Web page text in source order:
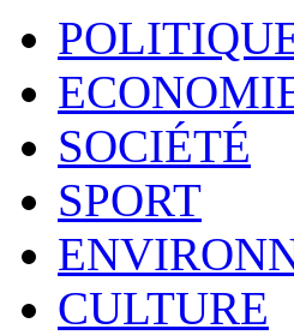
SOCIÉTÉ
SPORT
CULTURE